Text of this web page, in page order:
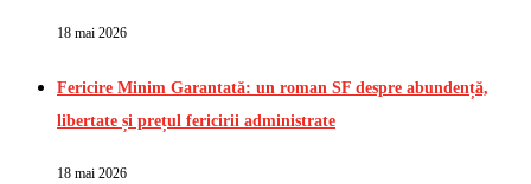
18 mai 2026
Fericire Minim Garantată: un roman SF despre abundență,
libertate și prețul fericirii administrate
18 mai 2026